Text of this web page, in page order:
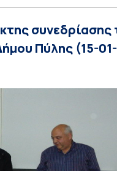
συνεδρίασης
Πύλης (15-